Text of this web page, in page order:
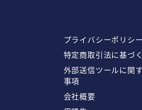
プライバシーポリシー
特定商取引法に基づ
外部送信ツールに関
事項
会社概要